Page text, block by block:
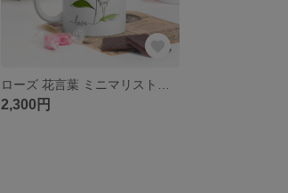
2,300円